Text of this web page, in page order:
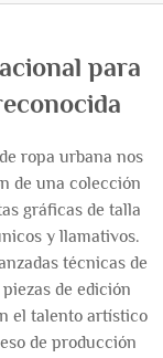
para
ropa urbana nos
de una colección
gráficas de talla
y llamativos.
técnicas de
de edición
el talento artístico
de producción